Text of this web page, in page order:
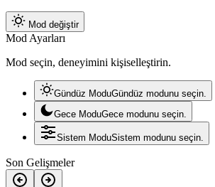
Mod değiştir
Mod Ayarları
Mod seçin, deneyimini kişiselleştirin.
Gündüz ModuGündüz modunu seçin.
Gece ModuGece modunu seçin.
Sistem ModuSistem modunu seçin.
Son Gelişmeler